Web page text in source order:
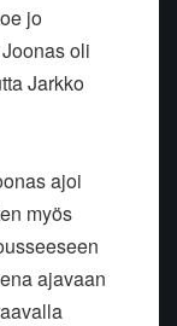
jo
oli
Jarkko
ajoi
myös
ajavaan